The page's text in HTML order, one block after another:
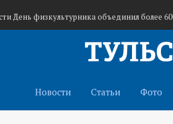
День физкультурника объединил более
бронзу на I Всероссийской
Новости Статьи Фото